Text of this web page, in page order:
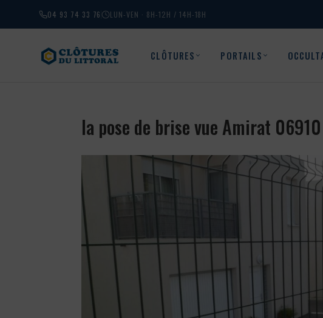
04 93 74 33 76 LUN-VEN · 8H-12H / 14H-18H
CLÔTURES PORTAILS
la pose de brise vue Amirat 06910